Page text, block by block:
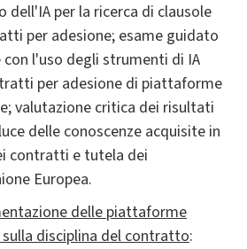
dell'IA per la ricerca di clausole
per adesione; esame guidato
con l'uso degli strumenti di IA
per adesione di piattaforme
valutazione critica dei risultati
delle conoscenze acquisite in
contratti e tutela dei
Europea.
delle piattaforme
disciplina del contratto: